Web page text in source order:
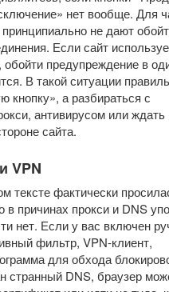
нет вообще. Для
не дают
Если сайт
обойти предупреждение в
В такой ситуации
кнопку», а разбираться с
антивирусом или ждать
сайта.
VPN
тексте фактически
в причинах прокси и DNS
нет. Если у вас включен
фильтр, VPN-клиент,
для обхода
странный DNS, браузер